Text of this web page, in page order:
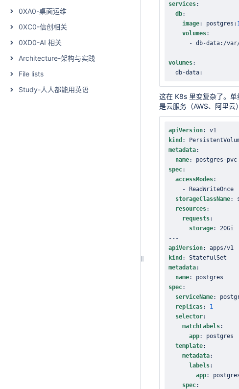
0XA0-桌面运维
0XC0-信创相关
0XD0-AI 相关
Architecture-架构与实践
File lists
Study-人人都能用英语
services:
db:
image: postgres :
volumes:
- db-data:
volumes:
  db
-data:
这在 K8s 里变复杂了。单
是云服务（AWS、阿里云
apiVersion:
kind :
metadata:
name: postgres -
spec:
accessModes:
-
storageClassName:
resources:
requests:
storage:
---
apiVersion:
kind :
metadata:
name:
spec:
serviceName:
replicas:
1
selector:
matchLabels:
app:
template:
metadata:
labels:
app:
spec: